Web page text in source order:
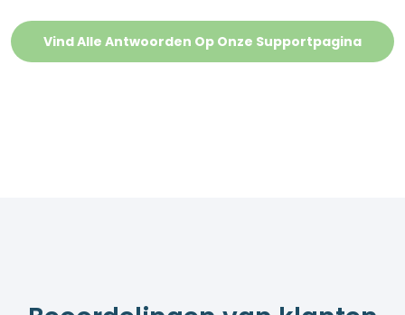
Vind Alle Antwoorden Op Onze Supportpagina